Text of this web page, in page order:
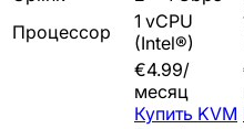
Процессор
1 vCPU
(Intel®)
€4.99/
месяц
Купить KVM